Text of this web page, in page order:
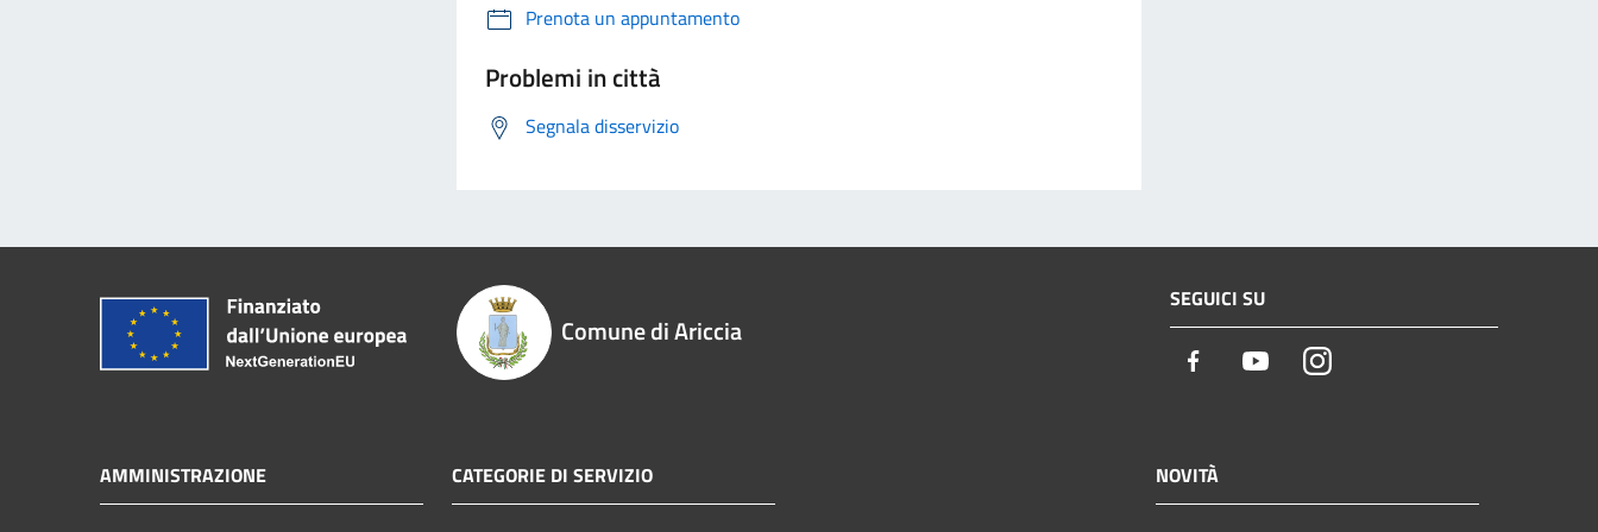
Prenota un appuntamento
Problemi in città
Segnala disservizio
Comune di Ariccia
SEGUICI SU
Facebook YoutubeInstagram
AMMINISTRAZIONE CATEGORIE DI SERVIZIO NOVITÀ